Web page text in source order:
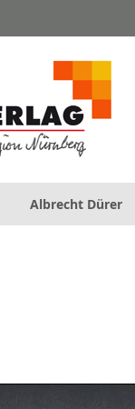
Albrecht Dürer